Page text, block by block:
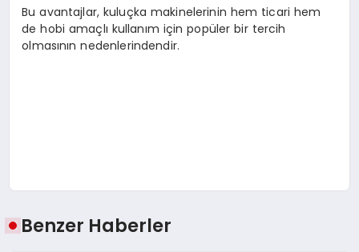
Bu avantajlar, kuluçka makinelerinin hem ticari hem
de hobi amaçlı kullanım için popüler bir tercih
olmasının nedenlerindendir.
Benzer Haberler